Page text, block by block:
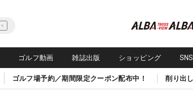
ゴルフ動画 雑誌出版 ショッピング
ゴルフ場予約／期間限定クーポン配布中！ 削り出